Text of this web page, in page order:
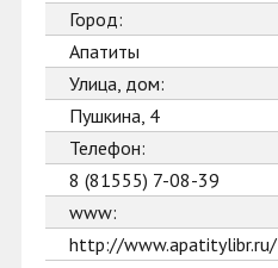
Город:
Апатиты
Улица, дом:
Пушкина, 4
Телефон:
8 (81555) 7-08-39
www:
http://www.apatitylibr.ru/